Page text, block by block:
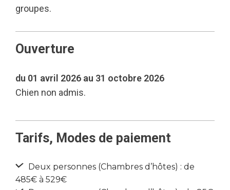
groupes.
Ouverture
du 01 avril 2026 au 31 octobre 2026
Chien non admis.
Tarifs, Modes de paiement
Deux personnes (Chambres d’hôtes) : de
485€ à 529€